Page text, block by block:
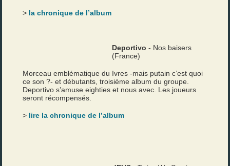
> la chronique de l’album
Deportivo - Nos baisers
(France)
Morceau emblématique du Ivres -mais putain c’est quoi
ce son ?- et débutants, troisième album du groupe.
Deportivo s’amuse eighties et nous avec. Les joueurs
seront récompensés.
> lire la chronique de l’album